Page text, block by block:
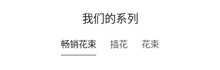
我们的系列
畅销花束 插花 花束